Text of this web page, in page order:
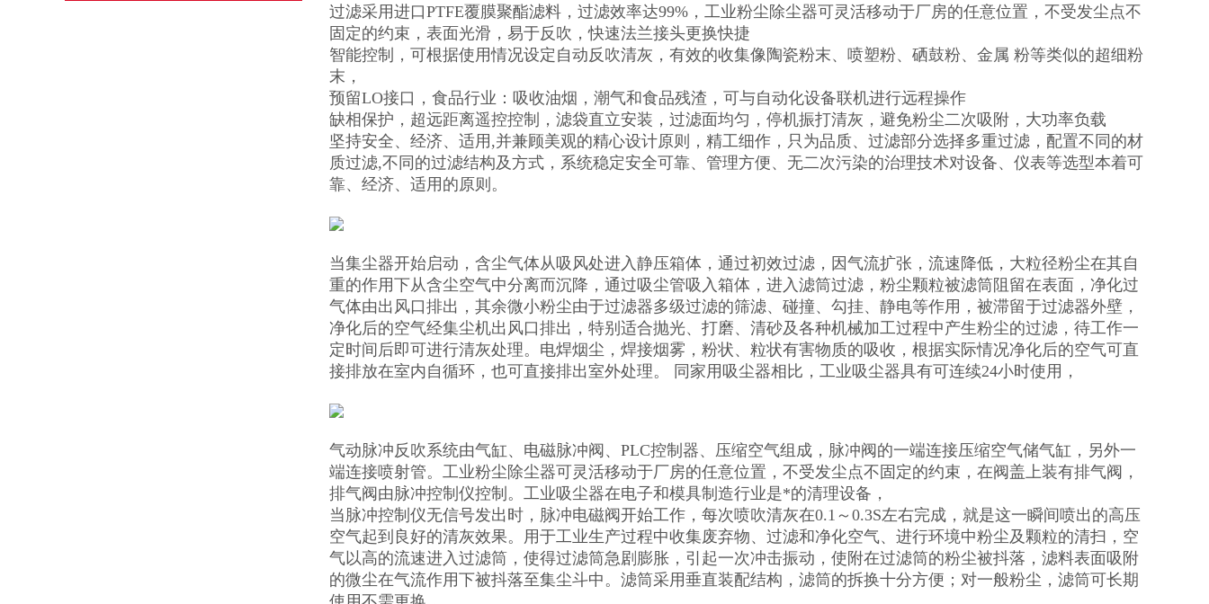
过滤采用进口PTFE覆膜聚酯滤料，过滤效率达99%，工业粉尘除尘器可灵活移动于厂房的任意位置，不受发尘点不
固定的约束，表面光滑，易于反吹，快速法兰接头更换快捷
智能控制，可根据使用情况设定自动反吹清灰，有效的收集像陶瓷粉末、喷塑粉、硒鼓粉、金属 粉等类似的超细粉
末，
预留LO接口，食品行业：吸收油烟，潮气和食品残渣，可与自动化设备联机进行远程操作
缺相保护，超远距离遥控控制，滤袋直立安装，过滤面均匀，停机振打清灰，避免粉尘二次吸附，大功率负载
坚持安全、经济、适用,并兼顾美观的精心设计原则，精工细作，只为品质、过滤部分选择多重过滤，配置不同的材
质过滤,不同的过滤结构及方式，系统稳定安全可靠、管理方便、无二次污染的治理技术对设备、仪表等选型本着可
靠、经济、适用的原则。
当集尘器开始启动，含尘气体从吸风处进入静压箱体，通过初效过滤，因气流扩张，流速降低，大粒径粉尘在其自
重的作用下从含尘空气中分离而沉降，通过吸尘管吸入箱体，进入滤筒过滤，粉尘颗粒被滤筒阻留在表面，净化过
气体由出风口排出，其余微小粉尘由于过滤器多级过滤的筛滤、碰撞、勾挂、静电等作用，被滞留于过滤器外壁，
净化后的空气经集尘机出风口排出，特别适合抛光、打磨、清砂及各种机械加工过程中产生粉尘的过滤，待工作一
定时间后即可进行清灰处理。电焊烟尘，焊接烟雾，粉状、粒状有害物质的吸收，根据实际情况净化后的空气可直
接排放在室内自循环，也可直接排出室外处理。 同家用吸尘器相比，工业吸尘器具有可连续24小时使用，
气动脉冲反吹系统由气缸、电磁脉冲阀、PLC控制器、压缩空气组成，脉冲阀的一端连接压缩空气储气缸，另外一
端连接喷射管。工业粉尘除尘器可灵活移动于厂房的任意位置，不受发尘点不固定的约束，在阀盖上装有排气阀，
排气阀由脉冲控制仪控制。工业吸尘器在电子和模具制造行业是*的清理设备，
当脉冲控制仪无信号发出时，脉冲电磁阀开始工作，每次喷吹清灰在0.1～0.3S左右完成，就是这一瞬间喷出的高压
空气起到良好的清灰效果。用于工业生产过程中收集废弃物、过滤和净化空气、进行环境中粉尘及颗粒的清扫，空
气以高的流速进入过滤筒，使得过滤筒急剧膨胀，引起一次冲击振动，使附在过滤筒的粉尘被抖落，滤料表面吸附
的微尘在气流作用下被抖落至集尘斗中。滤筒采用垂直装配结构，滤筒的拆换十分方便；对一般粉尘，滤筒可长期